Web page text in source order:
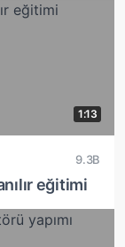
1:13
9.3B
eğitimi